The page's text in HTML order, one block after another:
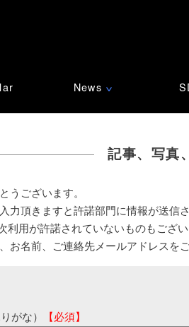
News ∨
記事、写真
うございます。
力頂きますと許諾部門に情報が送信
利用が許諾されていないものもござ
お名前、ご連絡先メールアドレスを
がな） 【必須】